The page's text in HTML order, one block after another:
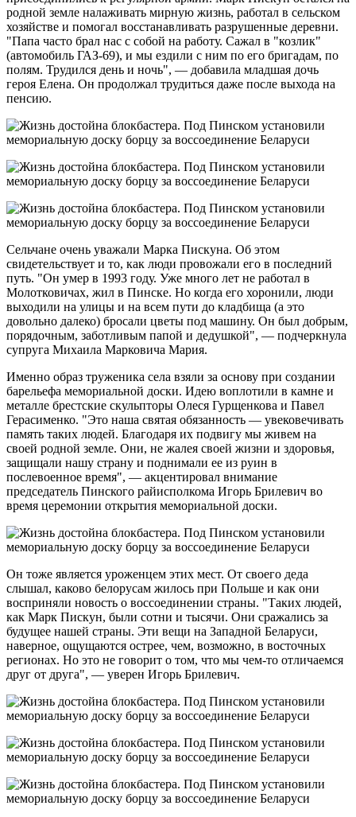
родной земле налаживать мирную жизнь, работал в сельском
хозяйстве и помогал восстанавливать разрушенные деревни.
"Папа часто брал нас с собой на работу. Сажал в "козлик"
(автомобиль ГАЗ-69), и мы ездили с ним по его бригадам, по
полям. Трудился день и ночь", — добавила младшая дочь
героя Елена. Он продолжал трудиться даже после выхода на
пенсию.
Сельчане очень уважали Марка Пискуна. Об этом
свидетельствует и то, как люди провожали его в последний
путь. "Он умер в 1993 году. Уже много лет не работал в
Молотковичах, жил в Пинске. Но когда его хоронили, люди
выходили на улицы и на всем пути до кладбища (а это
довольно далеко) бросали цветы под машину. Он был добрым,
порядочным, заботливым папой и дедушкой", — подчеркнула
супруга Михаила Марковича Мария.
Именно образ труженика села взяли за основу при создании
барельефа мемориальной доски. Идею воплотили в камне и
металле брестские скульпторы Олеся Гурщенкова и Павел
Герасименко. "Это наша святая обязанность — увековечивать
память таких людей. Благодаря их подвигу мы живем на
своей родной земле. Они, не жалея своей жизни и здоровья,
защищали нашу страну и поднимали ее из руин в
послевоенное время", — акцентировал внимание
председатель Пинского райисполкома Игорь Брилевич во
время церемонии открытия мемориальной доски.
Он тоже является уроженцем этих мест. От своего деда
слышал, каково белорусам жилось при Польше и как они
восприняли новость о воссоединении страны. "Таких людей,
как Марк Пискун, были сотни и тысячи. Они сражались за
будущее нашей страны. Эти вещи на Западной Беларуси,
наверное, ощущаются острее, чем, возможно, в восточных
регионах. Но это не говорит о том, что мы чем-то отличаемся
друг от друга", — уверен Игорь Брилевич.